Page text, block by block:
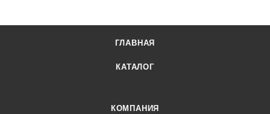
ГЛАВНАЯ
КАТАЛОГ
КОМПАНИЯ